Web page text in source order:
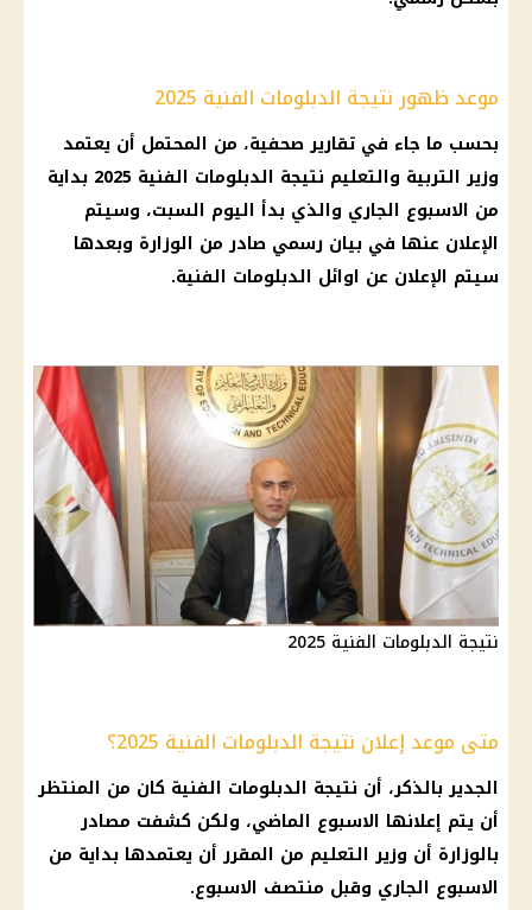
موعد ظهور نتيجة الدبلومات الفنية 2025
بحسب ما جاء في تقارير صحفية، من المحتمل أن يعتمد
وزير التربية والتعليم نتيجة الدبلومات الفنية 2025 بداية
من الاسبوع الجاري والذي بدأ اليوم السبت، وسيتم
الإعلان عنها في بيان رسمي صادر من الوزارة وبعدها
سيتم الإعلان عن اوائل الدبلومات الفنية.
نتيجة الدبلومات الفنية 2025
متى موعد إعلان نتيجة الدبلومات الفنية 2025؟
الجدير بالذكر، أن نتيجة الدبلومات الفنية كان من المنتظر
أن يتم إعلانها الاسبوع الماضي، ولكن كشفت مصادر
بالوزارة أن وزير التعليم من المقرر أن يعتمدها بداية من
الاسبوع الجاري وقبل منتصف الاسبوع.